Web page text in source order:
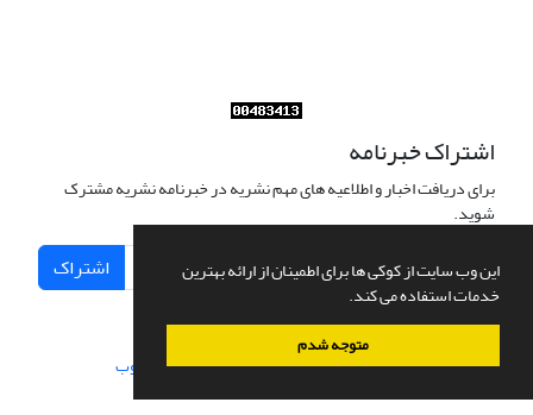
این وب سایت از کوکی ها برای اطمینان از ارائه بهترین
خدمات استفاده می کند.
متوجه شدم
اشتراک خبرنامه
برای دریافت اخبار و اطلاعیه های مهم نشریه در خبرنامه نشریه مشترک
شوید.
اشتراک
سامانه مدیریت نشریات علمی.طراحی و پیاده سازی از سیناوب